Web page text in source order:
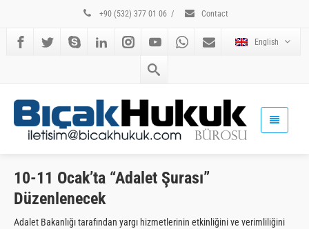
+90 (532) 377 01 06 / Contact
English
10-11 Ocak’ta “Adalet Şurası”
Düzenlenecek
Adalet Bakanlığı tarafından yargı hizmetlerinin etkinliğini ve verimliliğini